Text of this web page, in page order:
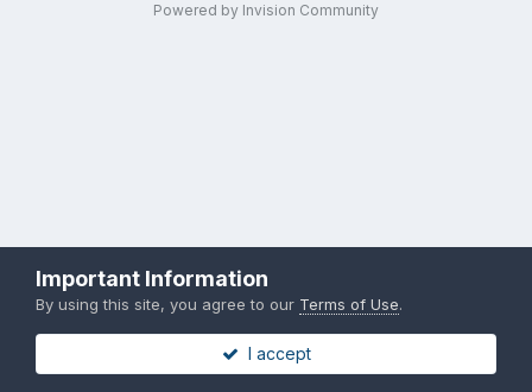
Powered by Invision Community
Important Information
By using this site, you agree to our Terms of Use.
I accept